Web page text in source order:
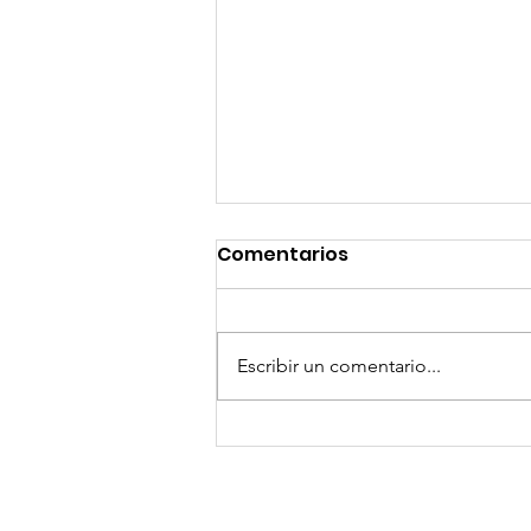
GoMapTravelByFraveo
Comentarios
Escribir un comentario...